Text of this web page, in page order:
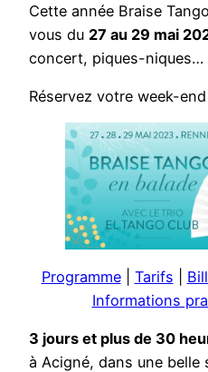
Cette année Braise
vous du 27 au 29 mai
concert, piques-niques…
Réservez votre week-
Programme| Tarifs
Informations
3 jours et plus de 30
à Acigné, dans une belle